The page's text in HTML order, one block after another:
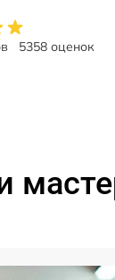
5358 оценок